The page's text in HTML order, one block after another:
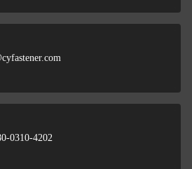
0310-4202